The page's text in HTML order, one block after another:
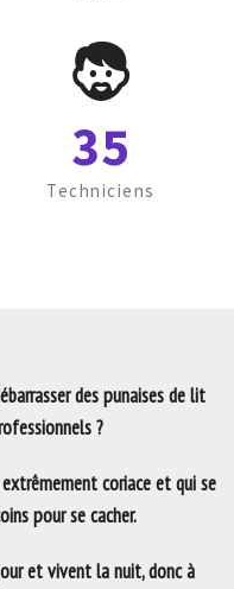
35
Techniciens
des punaises de lit
?
coriace et qui se
pour se cacher.
et vivent la nuit, donc à